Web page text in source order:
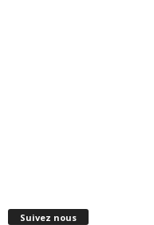
Suivez nous